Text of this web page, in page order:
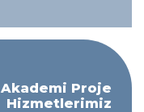
Akademi Proje
Hizmetlerimiz